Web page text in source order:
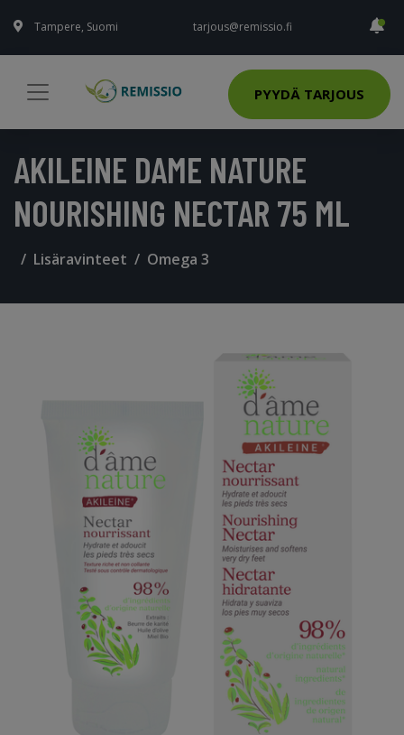
Tampere, Suomi tarjous@remissio.fi
PYYDÄ TARJOUS
AKILEINE DAME NATURE
NOURISHING NECTAR 75 ML
Lisäravinteet Omega 3